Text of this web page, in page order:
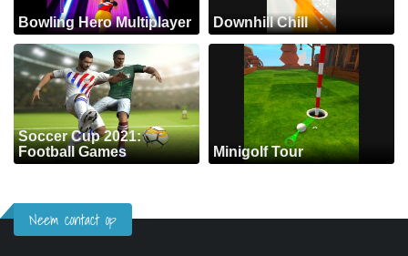
Bowling Hero Multiplayer Downhill Chill
Soccer Cup 2021:
Football Games
Minigolf Tour
Neem contact op